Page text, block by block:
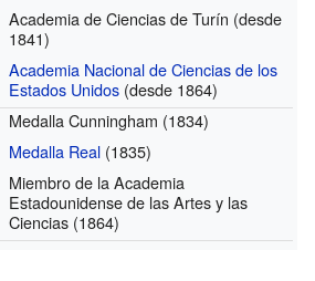
Academia de Ciencias de Turín (desde
1841)
Academia Nacional de Ciencias de los
Estados Unidos (desde 1864)
Medalla Cunningham (1834)
Medalla Real (1835)
Miembro de la Academia
Estadounidense de las Artes y las
Ciencias (1864)